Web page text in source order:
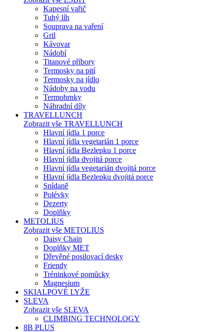
Kapesní vařič
Tuhý líh
Souprava na vaření
Gril
Kávovar
Nádobí
Titanové příbory
Termosky na pití
Termosky na jídlo
Nádoby na vodu
Termohrnky
Náhradní díly
TRAVELLUNCH
Zobrazit vše TRAVELLUNCH
Hlavní jídla 1 porce
Hlavní jídla vegetarián 1 porce
Hlavní jídla Bezlepku 1 porce
Hlavní jídla dvojitá porce
Hlavní jídla vegetarián dvojitá porce
Hlavní jídla Bezlepku dvojitá porce
Snídaně
Polévky
Dezerty
Doplňky
METOLIUS
Zobrazit vše METOLIUS
Daisy Chain
Doplňky MET
Dřevěné posilovací desky
Friendy
Tréninkové pomůcky
Magnesium
SKIALPOVÉ LYŽE
SLEVA
Zobrazit vše SLEVA
CLIMBING TECHNOLOGY
8B PLUS